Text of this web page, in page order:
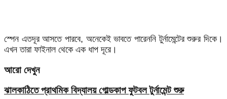
স্পেন এতদূর আসতে পারবে, অনেকেই ভাবতে পারেননি টুর্নামেন্টের শুরুর দিকে।
এখন তারা ফাইনাল থেকে এক ধাপ দূরে।
আরো দেখুন
ঝালকাঠিতে প্রাথমিক বিদ্যালয় গোল্ডকাপ ফুটবল টুর্নামেন্ট শুরু